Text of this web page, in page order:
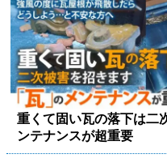
重くて固い瓦の落下は二
ンテナンスが超重要